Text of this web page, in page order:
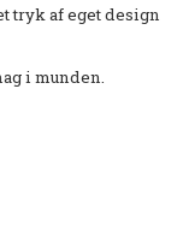
tryk af eget design
i munden.